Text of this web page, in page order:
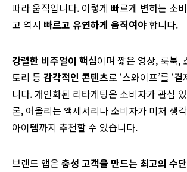
따라 움직입니다. 이렇게 빠르게 변하는 소
고 역시 빠르고 유연하게 움직여야 합니다.
강렬한 비주얼이 핵심이며 짧은 영상, 룩북,
토리 등 감각적인 콘텐츠로 ‘스와이프’를 ‘
니다. 개인화된 리타게팅은 소비자가 관심
론, 어울리는 액세서리나 소비자가 미처 생
아이템까지 추천할 수 있습니다.
브랜드 앱은 충성 고객을 만드는 최고의 수단